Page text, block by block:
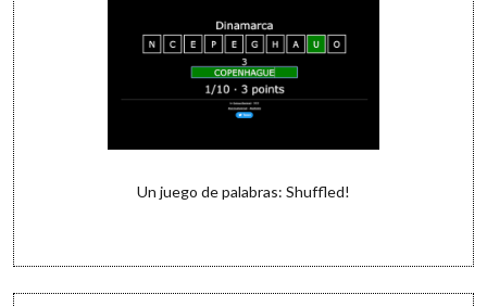
Un juego de palabras: Shuffled!